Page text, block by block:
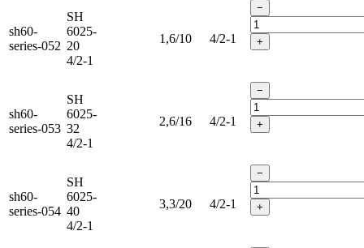
sh60-
series-052
SH
6025-
20
4/2-1
1,6/10 4/2-1
−
+
sh60-
series-053
SH
6025-
32
4/2-1
2,6/16 4/2-1
−
+
sh60-
series-054
SH
6025-
40
4/2-1
3,3/20 4/2-1
−
+